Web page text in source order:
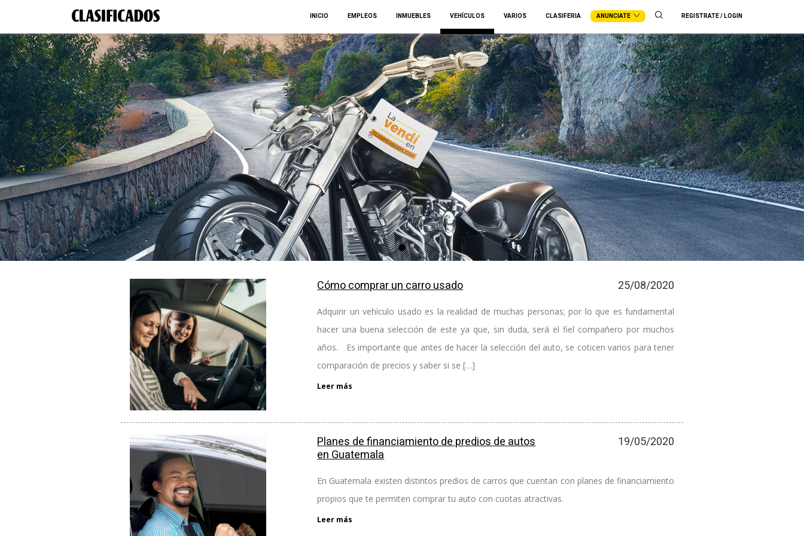
INICIO EMPLEOS INMUEBLES VEHÍCULOS VARIOS CLASIFERIA ANUNCIATE REGISTRATE / LOGIN
Cómo comprar un carro usado 25/08/2020
Adquirir un vehículo usado es la realidad de muchas personas; por lo que es fundamental
hacer una buena selección de este ya que, sin duda, será el fiel compañero por muchos
años. Es importante que antes de hacer la selección del auto, se coticen varios para tener
comparación de precios y saber si se […]
Leer más
Planes de financiamiento de predios de autos
en Guatemala
19/05/2020
En Guatemala existen distintos predios de carros que cuentan con planes de financiamiento
propios que te permiten comprar tu auto con cuotas atractivas.
Leer más